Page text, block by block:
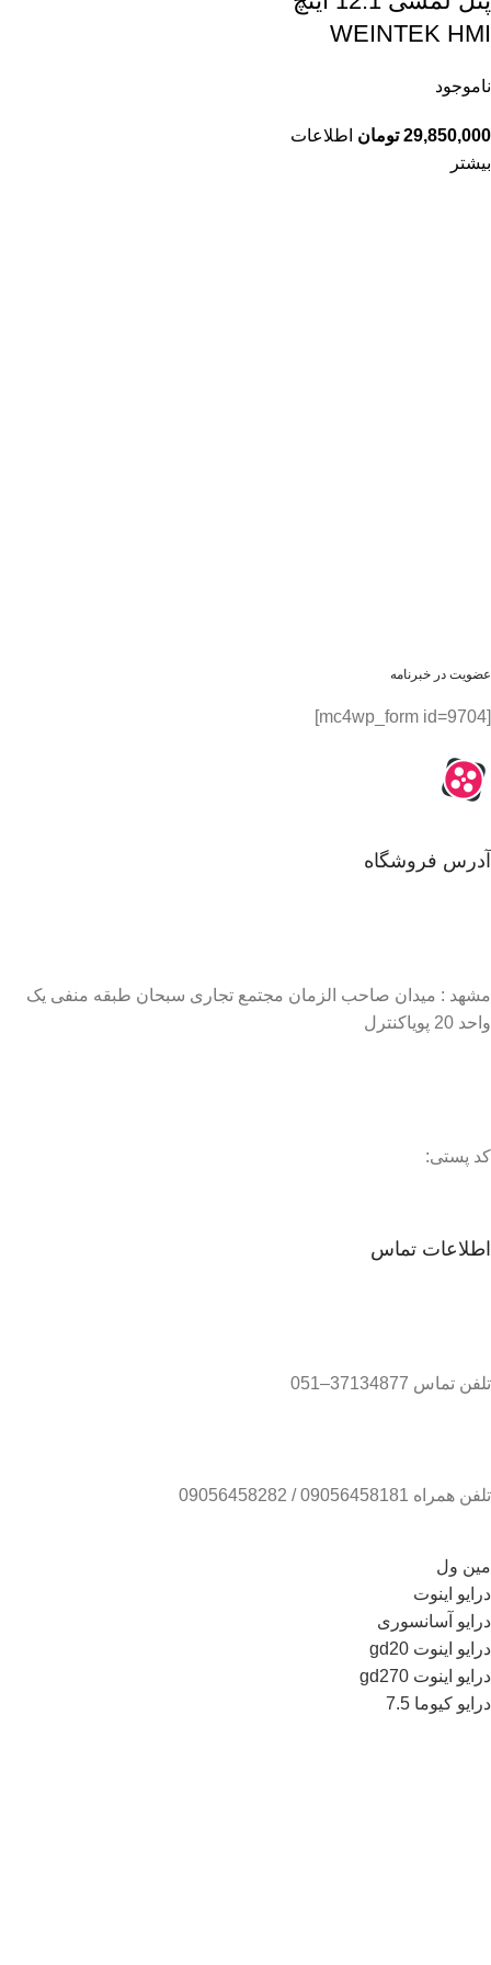
WEINTEK HMI
ناموجود
29,850,000 تومان اطلاعات
بیشتر
عضویت در خبرنامه
[mc4wp_form id=9704]
آدرس فروشگاه
مشهد : میدان صاحب الزمان مجتمع تجاری سبحان طبقه منفی یک
واحد 20 پویاکنترل
کد پستی:
اطلاعات تماس
تلفن تماس 37134877–051
تلفن همراه 09056458181 / 09056458282
مین ول
درایو اینوت
درایو آسانسوری
درایو اینوت gd20
درایو اینوت gd270
درایو کیوما 7.5